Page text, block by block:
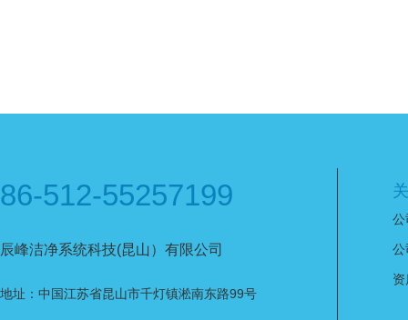
86-512-55257199
辰峰洁净系统科技(昆山）有限公司
地址：中国江苏省昆山市千灯镇淞南东路99号
公
公